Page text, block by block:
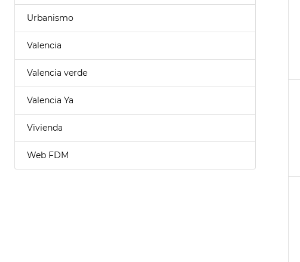
Urbanismo
Valencia
Valencia verde
Valencia Ya
Vivienda
Web FDM